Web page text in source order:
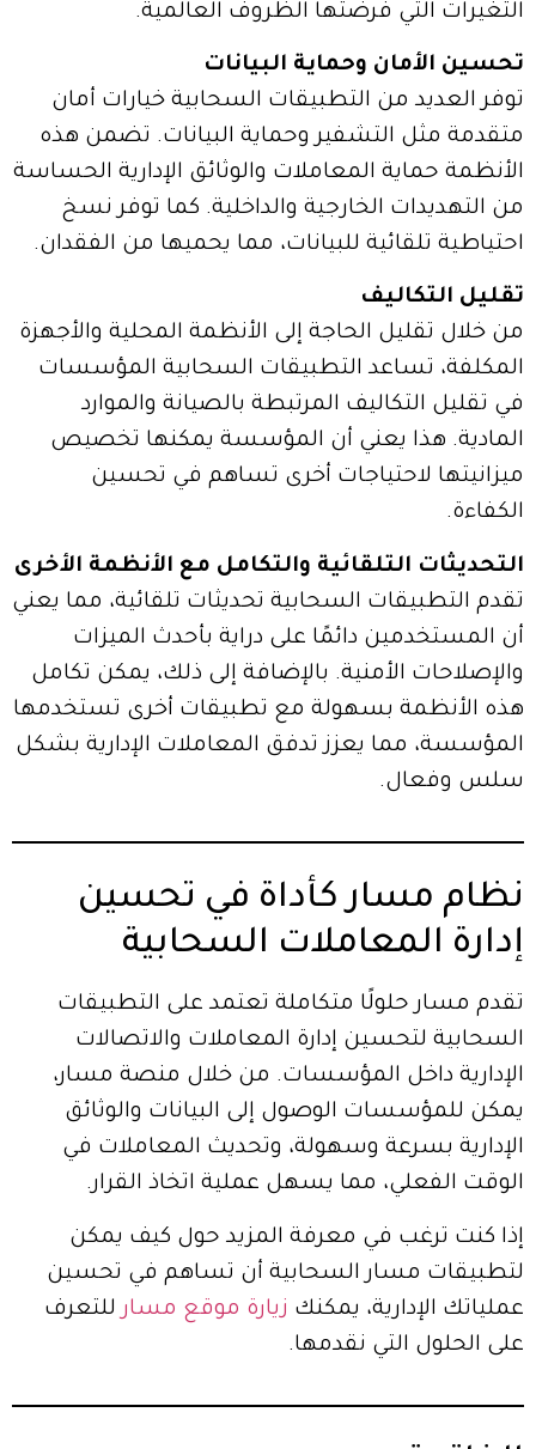
التغيرات التي فرضتها الظروف العالمية.
تحسين الأمان وحماية البيانات
توفر العديد من التطبيقات السحابية خيارات أمان
متقدمة مثل التشفير وحماية البيانات. تضمن هذه
الأنظمة حماية المعاملات والوثائق الإدارية الحساسة
من التهديدات الخارجية والداخلية. كما توفر نسخ
احتياطية تلقائية للبيانات، مما يحميها من الفقدان.
تقليل التكاليف
من خلال تقليل الحاجة إلى الأنظمة المحلية والأجهزة
المكلفة، تساعد التطبيقات السحابية المؤسسات
في تقليل التكاليف المرتبطة بالصيانة والموارد
المادية. هذا يعني أن المؤسسة يمكنها تخصيص
ميزانيتها لاحتياجات أخرى تساهم في تحسين
الكفاءة.
التحديثات التلقائية والتكامل مع الأنظمة الأخرى
تقدم التطبيقات السحابية تحديثات تلقائية، مما يعني
أن المستخدمين دائمًا على دراية بأحدث الميزات
والإصلاحات الأمنية. بالإضافة إلى ذلك، يمكن تكامل
هذه الأنظمة بسهولة مع تطبيقات أخرى تستخدمها
المؤسسة، مما يعزز تدفق المعاملات الإدارية بشكل
سلس وفعال.
نظام مسار كأداة في تحسين
إدارة المعاملات السحابية
تقدم مسار حلولًا متكاملة تعتمد على التطبيقات
السحابية لتحسين إدارة المعاملات والاتصالات
الإدارية داخل المؤسسات. من خلال منصة مسار،
يمكن للمؤسسات الوصول إلى البيانات والوثائق
الإدارية بسرعة وسهولة، وتحديث المعاملات في
الوقت الفعلي، مما يسهل عملية اتخاذ القرار.
إذا كنت ترغب في معرفة المزيد حول كيف يمكن
لتطبيقات مسار السحابية أن تساهم في تحسين
عملياتك الإدارية، يمكنك زيارة موقع مسار للتعرف
على الحلول التي نقدمها.